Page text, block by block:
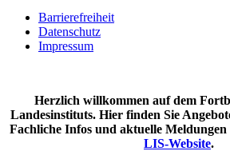
Barrierefreiheit
Datenschutz
Impressum
Herzlich willkommen auf dem
Landesinstituts. Hier finden Sie
Fachliche Infos und aktuelle
LIS-Website.